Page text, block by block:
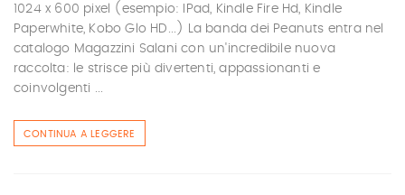
1024 x 600 pixel (esempio: IPad, Kindle Fire Hd, Kindle
Paperwhite, Kobo Glo HD...) La banda dei Peanuts entra nel
catalogo Magazzini Salani con un'incredibile nuova
raccolta: le strisce più divertenti, appassionanti e
coinvolgenti ...
CONTINUA A LEGGERE